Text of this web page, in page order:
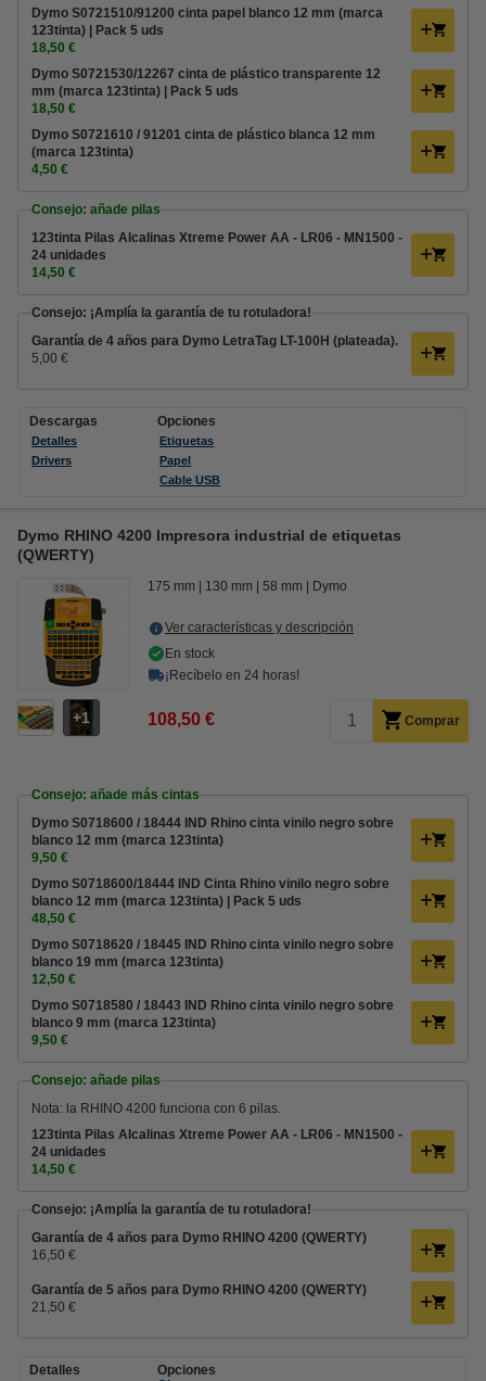
Dymo S0721510/91200 cinta papel blanco 12 mm (marca
123tinta) | Pack 5 uds
18,50 €
Dymo S0721530/12267 cinta de plástico transparente 12
mm (marca 123tinta) | Pack 5 uds
18,50 €
Dymo S0721610 / 91201 cinta de plástico blanca 12 mm
(marca 123tinta)
4,50 €
Consejo: añade pilas
123tinta Pilas Alcalinas Xtreme Power AA - LR06 - MN1500 -
24 unidades
14,50 €
Consejo: ¡Amplía la garantía de tu rotuladora!
Garantía de 4 años para Dymo LetraTag LT-100H (plateada).
5,00 €
Descargas
Detalles
Drivers
Opciones
Etiquetas
Papel
Cable USB
Dymo RHINO 4200 Impresora industrial de etiquetas
(QWERTY)
1
175 mm 130 mm 58 mm Dymo
Ver características y descripción
En stock
¡Recíbelo en 24 horas!
108,50 € Comprar
Consejo: añade más cintas
Dymo S0718600 / 18444 IND Rhino cinta vinilo negro sobre
blanco 12 mm (marca 123tinta)
9,50 €
Dymo S0718600/18444 IND Cinta Rhino vinilo negro sobre
blanco 12 mm (marca 123tinta) | Pack 5 uds
48,50 €
Dymo S0718620 / 18445 IND Rhino cinta vinilo negro sobre
blanco 19 mm (marca 123tinta)
12,50 €
Dymo S0718580 / 18443 IND Rhino cinta vinilo negro sobre
blanco 9 mm (marca 123tinta)
9,50 €
Consejo: añade pilas
Nota: la RHINO 4200 funciona con 6 pilas.
123tinta Pilas Alcalinas Xtreme Power AA - LR06 - MN1500 -
24 unidades
14,50 €
Consejo: ¡Amplía la garantía de tu rotuladora!
Garantía de 4 años para Dymo RHINO 4200 (QWERTY)
16,50 €
Garantía de 5 años para Dymo RHINO 4200 (QWERTY)
21,50 €
Detalles
Opciones